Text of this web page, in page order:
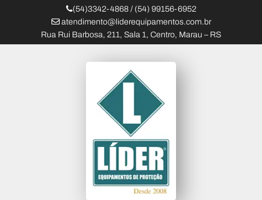
(54)3342-4868 / (54) 99156-6952
atendimento@liderequipamentos.com.br
Rua Rui Barbosa, 211, Sala 1, Centro, Marau – RS
Líder Equipamentos